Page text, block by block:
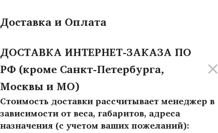
Доставка и Оплата
ДОСТАВКА ИНТЕРНЕТ-ЗАКАЗА ПО
РФ (кроме Санкт-Петербурга,
Москвы и МО)
Стоимость доставки рассчитывает менеджер в
зависимости от веса, габаритов, адреса
назначения (с учетом ваших пожеланий):